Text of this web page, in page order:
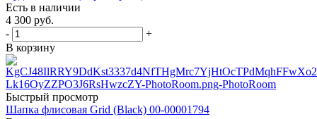
Есть в наличии
4 300 руб.
-
+
В корзину
Быстрый просмотр
Шапка флисовая Grid (Black) 00-00001794